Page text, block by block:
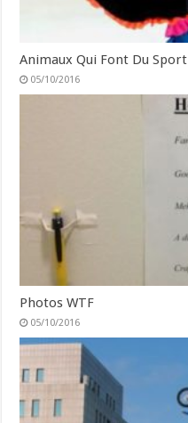
Animaux Qui Font Du Sport
05/10/2016
Photos WTF
05/10/2016